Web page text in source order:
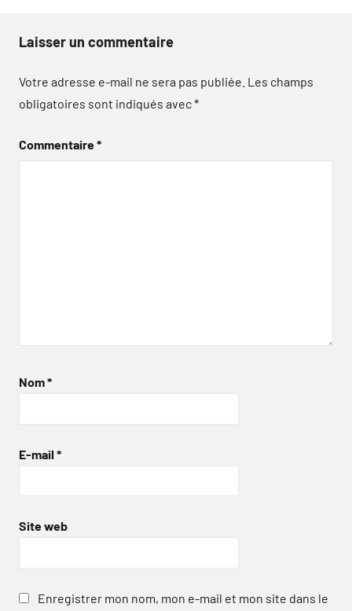
Laisser un commentaire
Votre adresse e-mail ne sera pas publiée. Les champs
obligatoires sont indiqués avec*
Commentaire*
Nom*
E-mail *
Site web
Enregistrer mon nom, mon e-mail et mon site dans le